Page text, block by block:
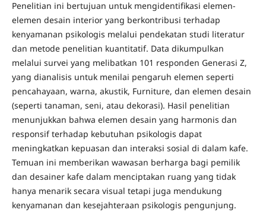
Penelitian ini bertujuan untuk mengidentifikasi elemen-
elemen desain interior yang berkontribusi terhadap
kenyamanan psikologis melalui pendekatan studi literatur
dan metode penelitian kuantitatif. Data dikumpulkan
melalui survei yang melibatkan 101 responden Generasi Z,
yang dianalisis untuk menilai pengaruh elemen seperti
pencahayaan, warna, akustik, Furniture, dan elemen desain
(seperti tanaman, seni, atau dekorasi). Hasil penelitian
menunjukkan bahwa elemen desain yang harmonis dan
responsif terhadap kebutuhan psikologis dapat
meningkatkan kepuasan dan interaksi sosial di dalam kafe.
Temuan ini memberikan wawasan berharga bagi pemilik
dan desainer kafe dalam menciptakan ruang yang tidak
hanya menarik secara visual tetapi juga mendukung
kenyamanan dan kesejahteraan psikologis pengunjung.